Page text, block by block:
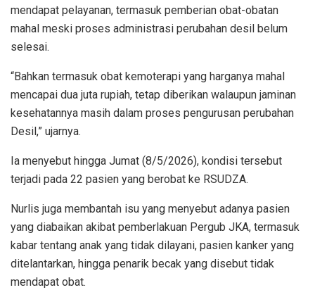
mendapat pelayanan, termasuk pemberian obat-obatan
mahal meski proses administrasi perubahan desil belum
selesai.
“Bahkan termasuk obat kemoterapi yang harganya mahal
mencapai dua juta rupiah, tetap diberikan walaupun jaminan
kesehatannya masih dalam proses pengurusan perubahan
Desil,” ujarnya.
Ia menyebut hingga Jumat (8/5/2026), kondisi tersebut
terjadi pada 22 pasien yang berobat ke RSUDZA.
Nurlis juga membantah isu yang menyebut adanya pasien
yang diabaikan akibat pemberlakuan Pergub JKA, termasuk
kabar tentang anak yang tidak dilayani, pasien kanker yang
ditelantarkan, hingga penarik becak yang disebut tidak
mendapat obat.